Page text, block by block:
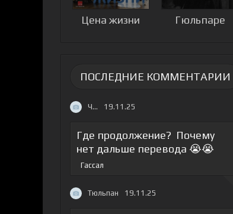
Цена жизни Гюльпаре
ПОСЛЕДНИЕ КОММЕНТАРИИ
Ч... 19.11.25
Где продолжение? Почему
нет дальше перевода 😭😭
Гассал
Тюльпан 19.11.25